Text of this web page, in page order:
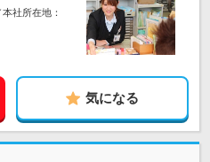
社所在地：
気になる